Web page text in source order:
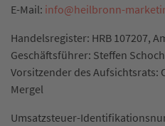
E-Mail: info@heilbronn-
Handelsregister: HRB 107207,
Geschäftsführer: Steffen Schoch
Vorsitzender des Aufsichtsrats:
Mergel
Umsatzsteuer-